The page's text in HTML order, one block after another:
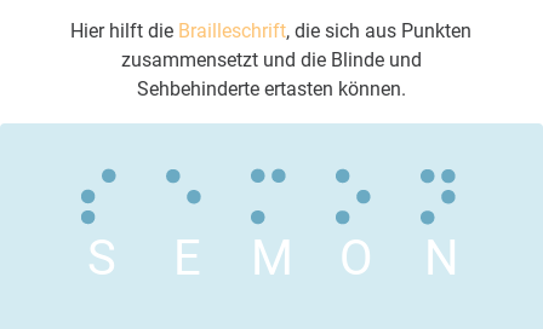
Hier hilft die Brailleschrift, die sich aus Punkten
zusammensetzt und die Blinde und
Sehbehinderte ertasten können.
S E M O N